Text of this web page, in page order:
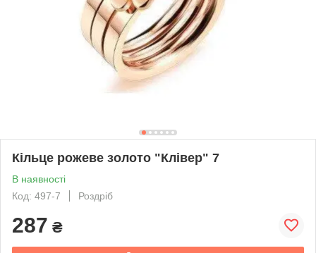
Кільце рожеве золото "Клівер" 7
В наявності
Код: 497-7
Роздріб
287 ₴